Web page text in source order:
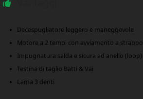
Decespugliatore leggero e maneggevole
Motore a 2 tempi con avviamento a strappo
Impugnatura salda e sicura ad anello (loop)
Testina di taglio Batti & Vai
Lama 3 denti